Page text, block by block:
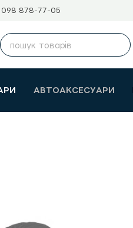
098 878-77-05
АВТОАКСЕСУАРИ